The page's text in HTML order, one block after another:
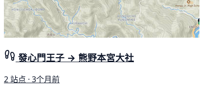
發心門王子 → 熊野本宮大社
2 站点 · 3个月前